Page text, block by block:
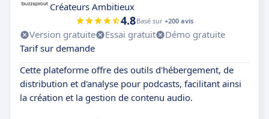
Créateurs Ambitieux
4.8Basé sur +200 avis
Version gratuite Essai gratuit
Démo gratuite
Tarif sur demande
Cette plateforme offre des outils d'hébergement, de
distribution et d'analyse pour podcasts, facilitant ainsi
la création et la gestion de contenu audio.